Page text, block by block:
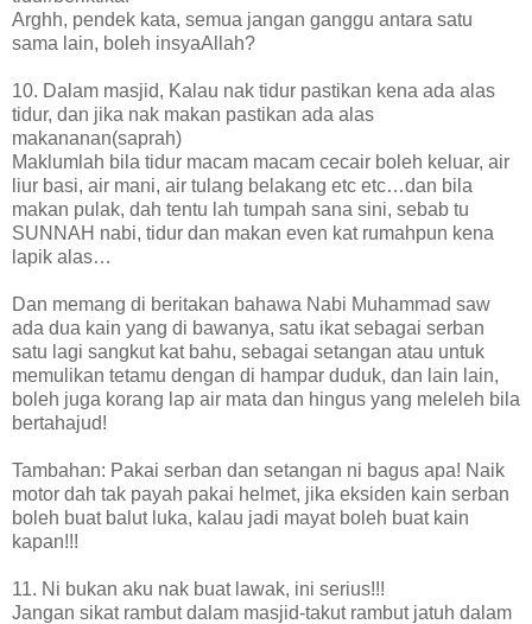
Arghh, pendek kata, semua jangan ganggu antara satu
sama lain, boleh insyaAllah?
10. Dalam masjid, Kalau nak tidur pastikan kena ada alas
tidur, dan jika nak makan pastikan ada alas
makananan(saprah)
Maklumlah bila tidur macam macam cecair boleh keluar, air
liur basi, air mani, air tulang belakang etc etc…dan bila
makan pulak, dah tentu lah tumpah sana sini, sebab tu
SUNNAH nabi, tidur dan makan even kat rumahpun kena
lapik alas…
Dan memang di beritakan bahawa Nabi Muhammad saw
ada dua kain yang di bawanya, satu ikat sebagai serban
satu lagi sangkut kat bahu, sebagai setangan atau untuk
memulikan tetamu dengan di hampar duduk, dan lain lain,
boleh juga korang lap air mata dan hingus yang meleleh bila
bertahajud!
Tambahan: Pakai serban dan setangan ni bagus apa! Naik
motor dah tak payah pakai helmet, jika eksiden kain serban
boleh buat balut luka, kalau jadi mayat boleh buat kain
kapan!!!
11. Ni bukan aku nak buat lawak, ini serius!!!
Jangan sikat rambut dalam masjid-takut rambut jatuh dalam